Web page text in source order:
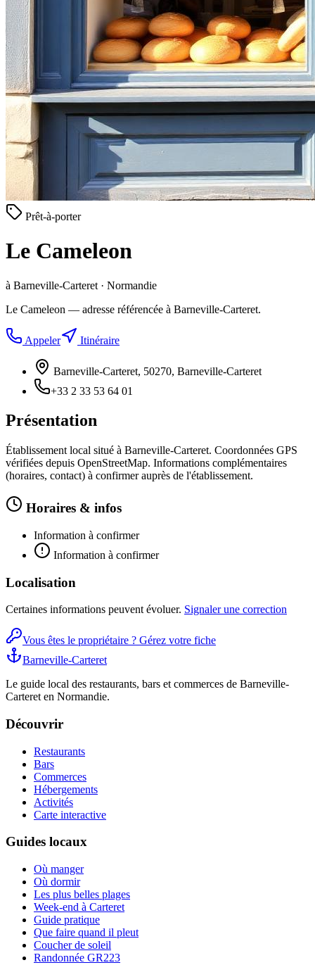
Prêt-à-porter
Le Cameleon
à Barneville-Carteret · Normandie
Le Cameleon — adresse référencée à Barneville-Carteret.
Appeler Itinéraire
Barneville-Carteret, 50270, Barneville-Carteret
+33 2 33 53 64 01
Présentation
Établissement local situé à Barneville-Carteret. Coordonnées GPS
vérifiées depuis OpenStreetMap. Informations complémentaires
(horaires, contact) à confirmer auprès de l'établissement.
Horaires & infos
Information à confirmer
Information à confirmer
Localisation
Certaines informations peuvent évoluer. Signaler une correction
Vous êtes le propriétaire ? Gérez votre fiche
Barneville-Carteret
Le guide local des restaurants, bars et commerces de Barneville-
Carteret en Normandie.
Découvrir
Restaurants
Bars
Commerces
Hébergements
Activités
Carte interactive
Guides locaux
Où manger
Où dormir
Les plus belles plages
Week-end à Carteret
Guide pratique
Que faire quand il pleut
Coucher de soleil
Randonnée GR223